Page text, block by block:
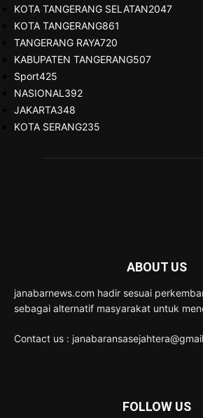
KOTA TANGERANG SELATAN2047
KOTA TANGERANG861
TANGERANG RAYA720
KABUPATEN TANGERANG507
Sport425
NASIONAL 392
JAKARTA348
KOTA SERANG235
ABOUT US
janabarnews.com hadir sesuai
sebagai alternatif masyarakat untuk
Contact us :
FOLLOW US